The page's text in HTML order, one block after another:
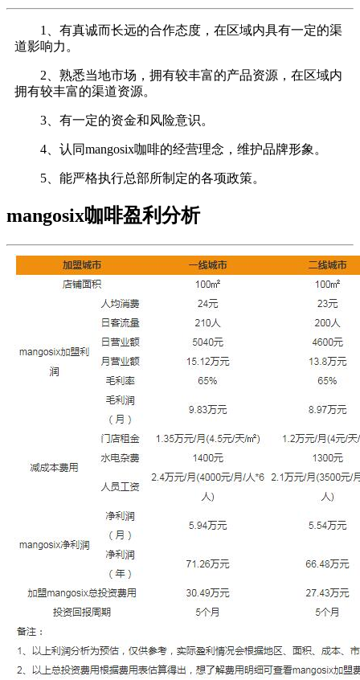
1、有真诚而长远的合作态度，在区域内具有一定的渠
道影响力。
2、熟悉当地市场，拥有较丰富的产品资源，在区域内
拥有较丰富的渠道资源。
3、有一定的资金和风险意识。
4、认同mangosix咖啡的经营理念，维护品牌形象。
5、能严格执行总部所制定的各项政策。
mangosix咖啡盈利分析